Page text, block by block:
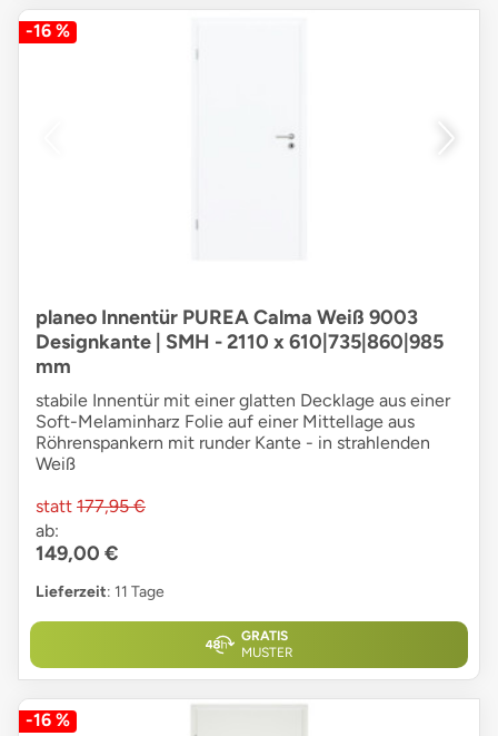
-16 %
planeo Innentür PUREA Calma Weiß 9003
Designkante | SMH - 2110 x 610|735|860|985
mm
stabile Innentür mit einer glatten Decklage aus einer
Soft-Melaminharz Folie auf einer Mittellage aus
Röhrenspankern mit runder Kante - in strahlenden
Weiß
statt 177,95 €
ab:
149,00 €
Lieferzeit: 11 Tage
GRATIS
MUSTER
-16 %